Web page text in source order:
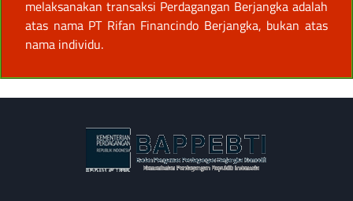
melaksanakan transaksi Perdagangan Berjangka adalah
atas nama PT Rifan Financindo Berjangka, bukan atas
nama individu.